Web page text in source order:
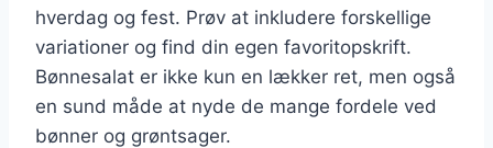
hverdag og fest. Prøv at inkludere forskellige
variationer og find din egen favoritopskrift.
Bønnesalat er ikke kun en lækker ret, men også
en sund måde at nyde de mange fordele ved
bønner og grøntsager.